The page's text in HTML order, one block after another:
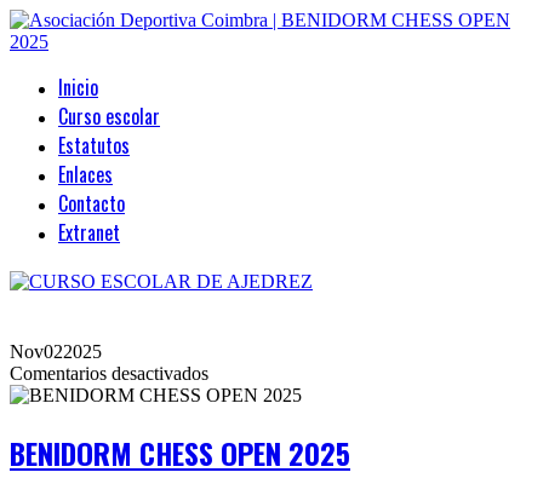
Inicio
Curso escolar
Estatutos
Enlaces
Contacto
Extranet
Nov022025
Comentarios desactivadosen
BENIDORM
2025
BENIDORM CHESS OPEN 2025